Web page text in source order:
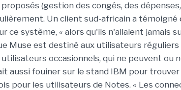
(gestion des congés, des
Un client sud-africain a témoigné
ce système, « alors qu'ils n'allaient jamais
Muse est destiné aux utilisateurs
occasionnels, qui ne peuvent ou
aussi fouiner sur le stand IBM pour
pour les utilisateurs de Notes. « Les